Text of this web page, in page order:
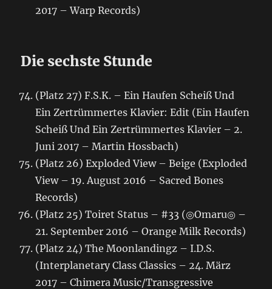
2017 – Warp Records)
Die sechste Stunde
(Platz 27) F.S.K. – Ein Haufen Scheiß Und
Ein Zertrümmertes Klavier: Edit (Ein Haufen
Scheiß Und Ein Zertrümmertes Klavier – 2.
Juni 2017 – Martin Hossbach)
(Platz 26) Exploded View – Beige (Exploded
View – 19. August 2016 – Sacred Bones
Records)
(Platz 25) Toiret Status – #33 (◎Omaru◎ –
21. September 2016 – Orange Milk Records)
(Platz 24) The Moonlandingz – I.D.S.
(Interplanetary Class Classics – 24. März
2017 – Chimera Music/Transgressive